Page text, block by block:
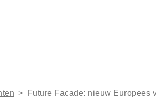
> Future Facade: nieuw